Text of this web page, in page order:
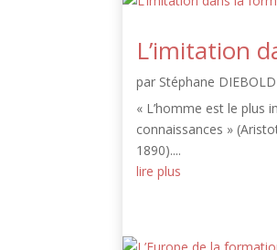
L’imitation
par Stéphane DIEBOLD
« L’homme est le plus
connaissances »
1890)....
lire plus